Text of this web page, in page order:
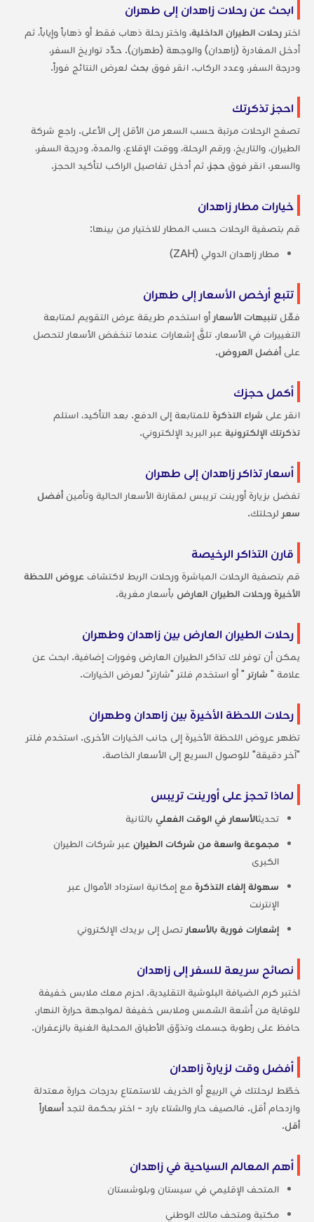
ابحث عن رحلات زاهدان إلى طهران
اختر رحلات الطيران الداخلية،واختر رحلة ذهاب فقط أو ذهاباً وإياباً، ثم
أدخل المغادرة (زاهدان) والوجهة (طهران). حدِّد تواريخ السفر،
ودرجة السفر، وعدد الركاب. انقر فوق بحثلعرض النتائج فوراً.
احجز تذكرتك
تصفح الرحلات مرتبة حسب السعر من الأقل إلى الأعلى. راجع شركة
الطيران، والتاريخ، ورقم الرحلة، ووقت الإقلاع، والمدة، ودرجة السفر،
والسعر. انقر فوق حجز،ثم أدخل تفاصيل الراكب لتأكيد الحجز.
خيارات مطار زاهدان
قم بتصفية الرحلات حسب المطار للاختيار من بينها:
مطار زاهدان الدولي (ZAH)
تتبع أرخص الأسعار إلى طهران
فعِّل تنبيهات الأسعار أو استخدم طريقة عرض التقويم لمتابعة
التغييرات في الأسعار. تلقَّ إشعارات عندما تنخفض الأسعار لتحصل
على أفضل العروض.
أكمل حجزك
انقر على شراء التذكرةللمتابعة إلى الدفع. بعد التأكيد، استلم
تذكرتك الإلكترونيةعبر البريد الإلكتروني.
أسعار تذاكر زاهدان إلى طهران
تفضل بزيارة أورينت تريبس لمقارنة الأسعار الحالية وتأمين أفضل
سعر لرحلتك.
قارن التذاكر الرخيصة
قم بتصفية الرحلات المباشرة ورحلات الربط لاكتشاف عروض اللحظة
الأخيرة ورحلات الطيران العارض بأسعار مغرية.
رحلات الطيران العارض بين زاهدان وطهران
يمكن أن توفر لك تذاكر الطيران العارض وفورات إضافية. ابحث عن
علامة " شارتر " أو استخدم فلتر "شارتر" لعرض الخيارات.
رحلات اللحظة الأخيرة بين زاهدان وطهران
تظهر عروض اللحظة الأخيرة إلى جانب الخيارات الأخرى. استخدم فلتر
"آخر دقيقة" للوصول السريع إلى الأسعار الخاصة.
لماذا تحجز على أورينت تريبس
تحديثالأسعار في الوقت الفعليبالثانية
مجموعة واسعة من شركات الطيرانعبر شركات الطيران
الكبرى
سهولة إلغاء التذكرةمع إمكانية استرداد الأموال عبر
الإنترنت
إشعارات فورية بالأسعار تصل إلى بريدك الإلكتروني
نصائح سريعة للسفر إلى زاهدان
اختبر كرم الضيافة البلوشية التقليدية. احزم معك ملابس خفيفة
للوقاية من أشعة الشمس وملابس خفيفة لمواجهة حرارة النهار.
حافظ على رطوبة جسمك وتذوّق الأطباق المحلية الغنية بالزعفران.
أفضل وقت لزيارة زاهدان
خطّط لرحلتك في الربيع أو الخريف للاستمتاع بدرجات حرارة معتدلة
وازدحام أقل. فالصيف حار والشتاء بارد - اختر بحكمة لتجد أسعاراً
أقل.
أهم المعالم السياحية في زاهدان
المتحف الإقليمي في سيستان وبلوشستان
مكتبة ومتحف مالك الوطني